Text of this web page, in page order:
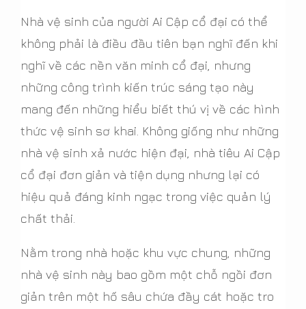
Nhà vệ sinh của người Ai Cập cổ đại có thể
không phải là điều đầu tiên bạn nghĩ đến khi
nghĩ về các nền văn minh cổ đại, nhưng
những công trình kiến trúc sáng tạo này
mang đến những hiểu biết thú vị về các hình
thức vệ sinh sơ khai. Không giống như những
nhà vệ sinh xả nước hiện đại, nhà tiêu Ai Cập
cổ đại đơn giản và tiện dụng nhưng lại có
hiệu quả đáng kinh ngạc trong việc quản lý
chất thải.
Nằm trong nhà hoặc khu vực chung, những
nhà vệ sinh này bao gồm một chỗ ngồi đơn
giản trên một hố sâu chứa đầy cát hoặc tro